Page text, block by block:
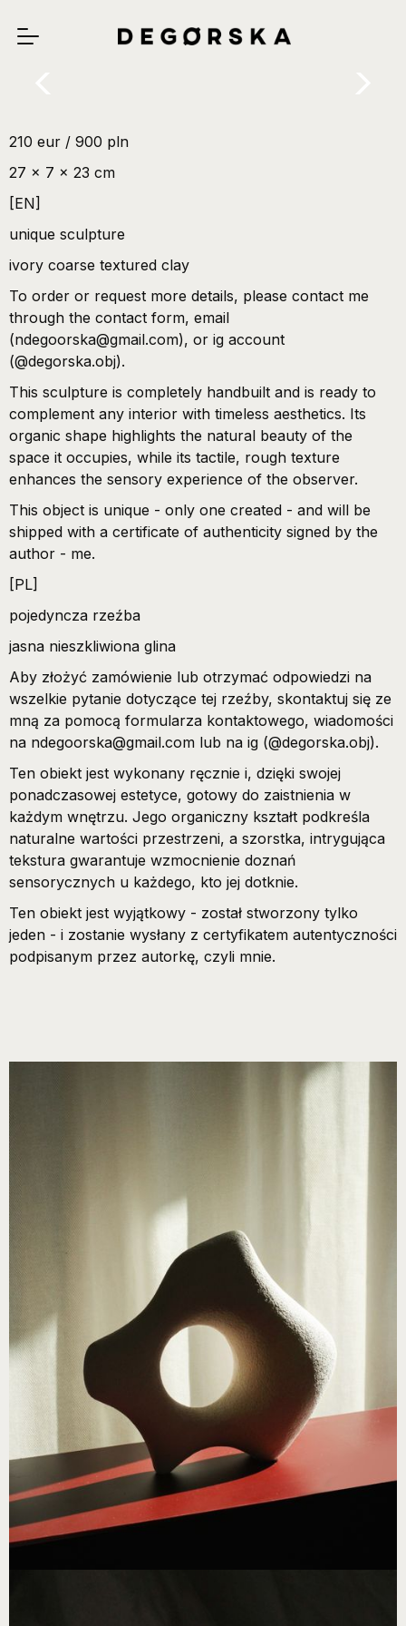
210 eur / 900 pln
27 x 7 x 23 cm
[EN]
unique sculpture
ivory coarse textured clay
To order or request more details, please contact me
through the contact form, email
(ndegoorska@gmail.com), or ig account
(@degorska.obj).
This sculpture is completely handbuilt and is ready to
complement any interior with timeless aesthetics. Its
organic shape highlights the natural beauty of the
space it occupies, while its tactile, rough texture
enhances the sensory experience of the observer.
This object is unique - only one created - and will be
shipped with a certificate of authenticity signed by the
author - me.
[PL]
pojedyncza rzeźba
jasna nieszkliwiona glina
Aby złożyć zamówienie lub otrzymać odpowiedzi na
wszelkie pytanie dotyczące tej rzeźby, skontaktuj się ze
mną za pomocą formularza kontaktowego, wiadomości
na ndegoorska@gmail.com lub na ig (@degorska.obj).
Ten obiekt jest wykonany ręcznie i, dzięki swojej
ponadczasowej estetyce, gotowy do zaistnienia w
każdym wnętrzu. Jego organiczny kształt podkreśla
naturalne wartości przestrzeni, a szorstka, intrygująca
tekstura gwarantuje wzmocnienie doznań
sensorycznych u każdego, kto jej dotknie.
Ten obiekt jest wyjątkowy - został stworzony tylko
jeden - i zostanie wysłany z certyfikatem autentyczności
podpisanym przez autorkę, czyli mnie.